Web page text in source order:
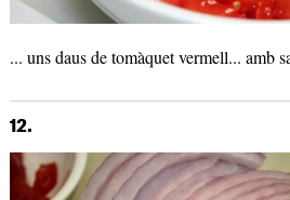
... uns daus de tomàquet vermell... amb
12.